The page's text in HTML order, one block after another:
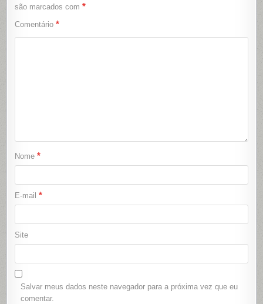
são marcados com*
Comentário*
Nome*
E-mail*
Site
Salvar meus dados neste navegador para a próxima vez que eu
comentar.